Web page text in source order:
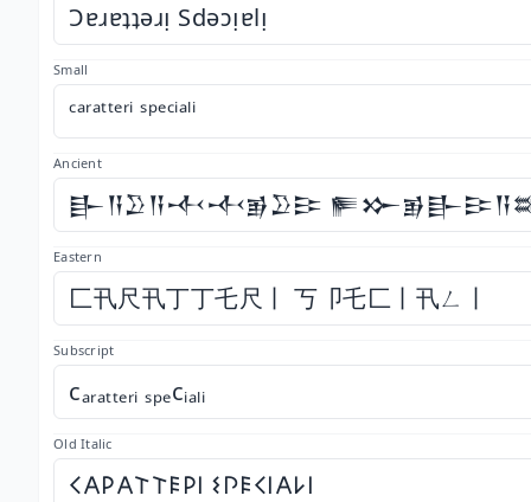
Ɔɐɹɐʇʇǝɹᴉ Sdǝɔᴉɐlᴉ
Small
ᶜᵃʳᵃᵗᵗᵉʳⁱ ˢᵖᵉᶜⁱᵃˡⁱ
Ancient
𒃲𒀀𒊒𒀀𒋾𒋾𒂊𒊒𒄿
Eastern
匚卂尺卂丁丁乇尺丨 丂卩乇匚丨卂ㄥ丨
Subscript
cₐᵣₐₜₜₑᵣᵢ ₛₚₑcᵢₐₗᵢ
Old Italic
𐌂𐌀𐌓𐌀𐌕𐌕𐌄𐌓𐌉 𐌔𐌐𐌄𐌂𐌉𐌀𐌋𐌉